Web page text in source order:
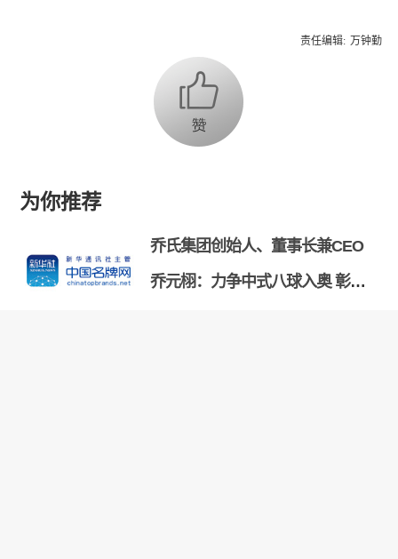
责任编辑: 万钟勤
为你推荐
乔氏集团创始人、董事长兼CEO
乔元栩：力争中式八球入奥 彰显